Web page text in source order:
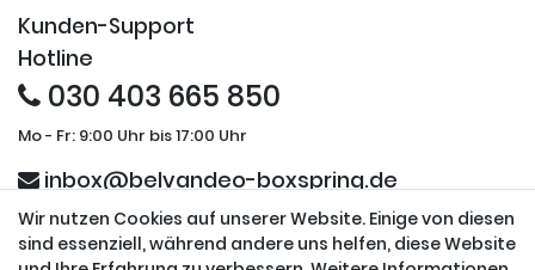
Kunden-Support
Hotline
030 403 665 850
Mo - Fr: 9:00 Uhr bis 17:00 Uhr
inbox@belvandeo-boxspring.de
Sicherheit und Partner
Wir nutzen Cookies auf unserer Website. Einige von diesen
sind essenziell, während andere uns helfen, diese Website